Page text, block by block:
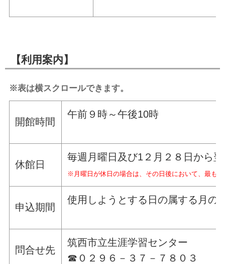
【利用案内】
※表は横スクロールできます。
開館時間
午前９時～午後10時
休館日
毎週月曜日及び1２月２８日から
※月曜日が休日の場合は、その日後において、最も
申込期間
使用しようとする日の属する月の
問合せ先
筑西市立生涯学習センター
☎０２９６－３７－７８０３